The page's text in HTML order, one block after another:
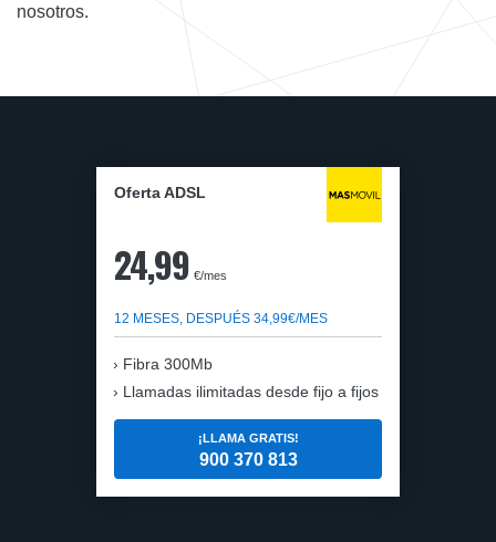
nosotros.
Oferta ADSL
24,99 €/mes
12 MESES, DESPUÉS 34,99€/MES
Fibra 300Mb
Llamadas ilimitadas desde fijo a fijos
¡LLAMA GRATIS!
900 370 813